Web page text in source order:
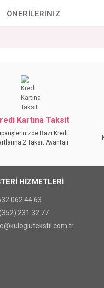
ÖNERILERINIZ
Kartına Taksit
Bazı Kredi
2 Taksit Avantajı.
HİZMETLERİ
062 44 63
231 32 77